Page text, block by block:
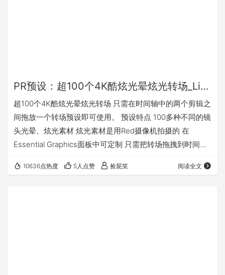
PR预设：超100个4K酷炫光晕炫光转场_Light Leaks Transitions | MOGRT
超100个4K酷炫光晕炫光转场 只需在时间轴中的两个剪辑之
间拖放一个转场预设即可使用。 预设特点 100多种不同的镜
头光晕、炫光素材 炫光素材是用Red摄像机拍摄的 在
Essential Graphics面板中可定制 只需把转场拖拽到时间线
颜色） 可快速组合新的转场过渡 可更改混合模式 包括教程
10636点热度 5人点赞 捡屁笑 阅读全文